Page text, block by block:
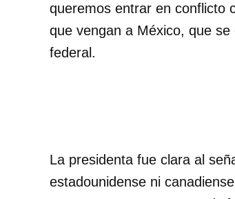
queremos entrar en conflicto
que vengan a México, que
federal.
La presidenta fue clara al
estadounidense ni